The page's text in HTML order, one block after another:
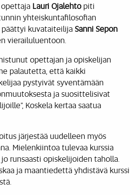
Lauri Ojalehtopiti
yhteiskuntafilosofian
päättyi kuvataiteilijaSanni Sepon
vierailuluentoon.
opettajan ja opiskelijan
palautetta, että kaikki
pystyivät syventämään
ja suosittelisivat
Koskela kertaa saatua
järjestää uudelleen myös
Mielenkiintoa tulevaa kurssia
runsaasti opiskelijoiden taholla.
ja maantiedettä yhdistävä kurssi